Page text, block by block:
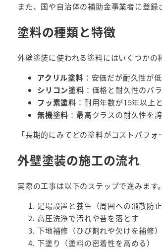
また、国や自治体の補助金事業者に登録
塗料の種類と特徴
外壁塗装に使われる塗料にはいくつかの
アクリル塗料 ：安価だが耐久性が
シリコン塗料 ：価格と耐久性のバ
フッ素塗料 ：耐用年数が15年以上
無機塗料 ：最高クラスの耐久性を
「長期的にみてどの塗料がコストパフ
外壁塗装の施工の流れ
実際の工事は以下のステップで進みます。
足場設置と養生（周囲への飛散防止
高圧洗浄で汚れや苔を落とす
下地補修（ひび割れや欠けを補修）
下塗り（塗料の密着性を高める）